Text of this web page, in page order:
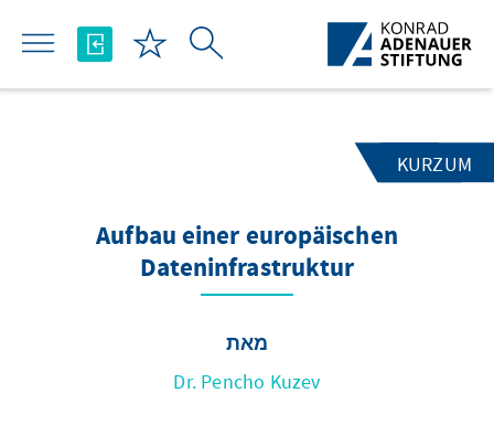
Skip to Main Content
KURZUM
Aufbau einer europäischen
Dateninfrastruktur
מאת
Dr. Pencho Kuzev